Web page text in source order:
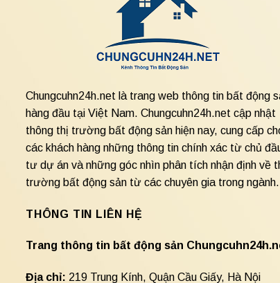
Chungcuhn24h.net là trang web thông tin bất động
hàng đầu tại Việt Nam. Chungcuhn24h.net cập nhật
thông thị trường bất động sản hiện nay, cung cấp
các khách hàng những thông tin chính xác từ chủ
tư dự án và những góc nhìn phân tích nhận định về
trường bất động sản từ các chuyên gia trong ngành.
THÔNG TIN LIÊN HỆ
Trang thông tin bất động sản
Địa chỉ: 219 Trung Kính, Quận Cầu Giấy, Hà Nội